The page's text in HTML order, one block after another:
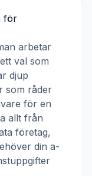
för
arbetar
val som
djup
som råder
för en
allt från
företag,
din a-